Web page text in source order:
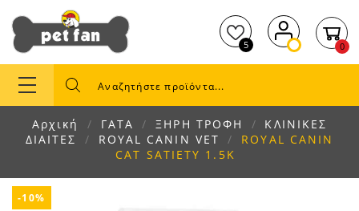
5 0
Αρχική ΓΑΤΑ ΞΗΡΗ ΤΡΟΦΗ
ΚΛΙΝΙΚΕΣ
ΔΙΑΙΤΕΣ
ROYAL CANIN VET
ROYAL CANIN
CAT SATIETY 1.5K
-10%